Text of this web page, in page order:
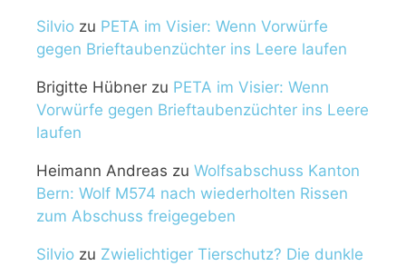
Silvio zu PETA im Visier: Wenn Vorwürfe
gegen Brieftaubenzüchter ins Leere laufen
Brigitte Hübner zu PETA im Visier: Wenn
Vorwürfe gegen Brieftaubenzüchter ins Leere
laufen
Heimann Andreas zu Wolfsabschuss Kanton
Bern: Wolf M574 nach wiederholten Rissen
zum Abschuss freigegeben
Silvio zu Zwielichtiger Tierschutz? Die dunkle